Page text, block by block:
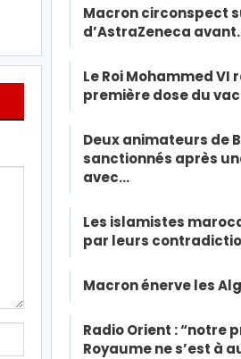
Macron circonspect
d’AstraZeneca
Le Roi Mohammed VI
première dose du
Deux animateurs de
sanctionnés après
avec…
Les islamistes
par leurs
Macron énerve les
Radio Orient : “notre
Royaume ne s’est à